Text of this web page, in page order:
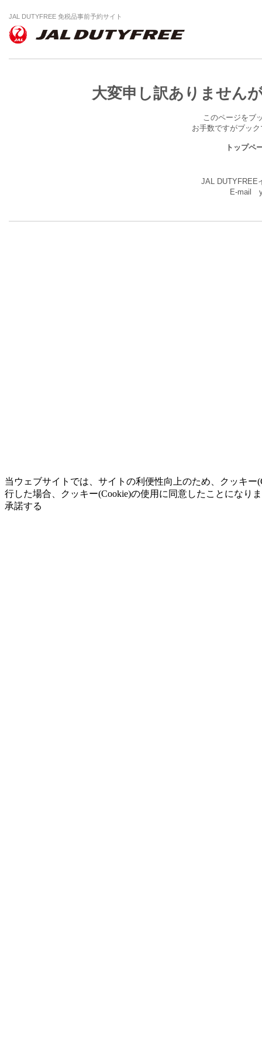
当ウェブサイトでは、サイトの利便性向上のため、クッキ
行した場合、クッキー(Cookie)の使用に同意したことになり
承諾する